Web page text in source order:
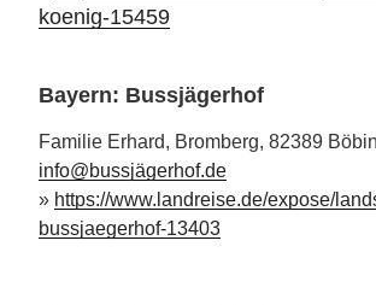
koenig-15459
Bayern: Bussjägerhof
Familie Erhard, Bromberg, 82389
info@bussjägerhof.de
» https://www.landreise.de/expose/
bussjaegerhof-13403